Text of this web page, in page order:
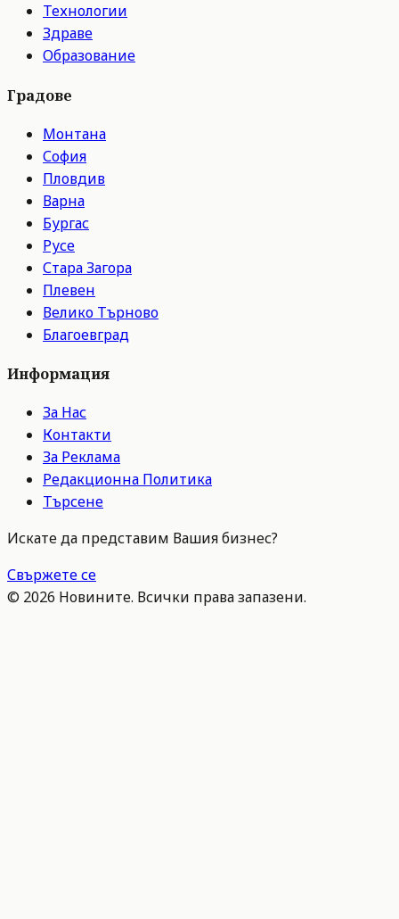
Технологии
Здраве
Образование
Градове
Монтана
София
Пловдив
Варна
Бургас
Русе
Стара Загора
Плевен
Велико Търново
Благоевград
Информация
За Нас
Контакти
За Реклама
Редакционна Политика
Търсене
Искате да представим Вашия бизнес?
Свържете се
© 2026 Новините. Всички права запазени.